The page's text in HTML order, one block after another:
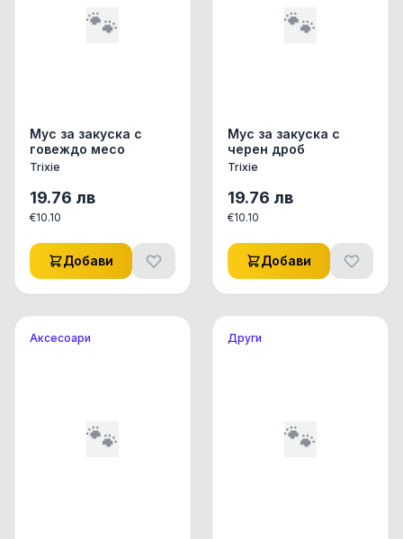
🐾
Мус за закуска с
говеждо месо
Trixie
19.76 лв
€10.10
Добави
🐾
Мус за закуска с
черен дроб
Trixie
19.76 лв
€10.10
Добави
Аксесоари
🐾
Други
🐾